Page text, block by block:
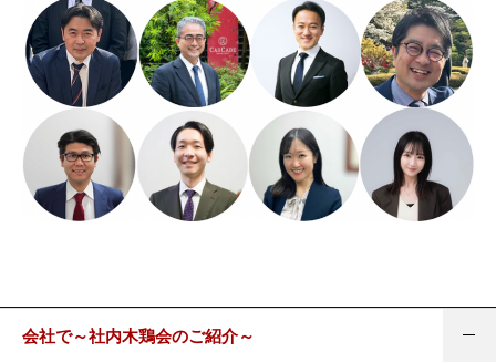
会社で～社内木鶏会のご紹介～